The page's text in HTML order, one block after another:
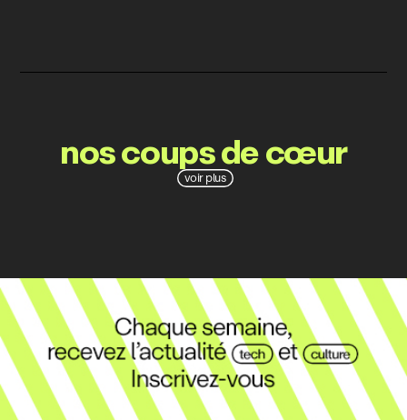
voir plus
nos coups de cœur